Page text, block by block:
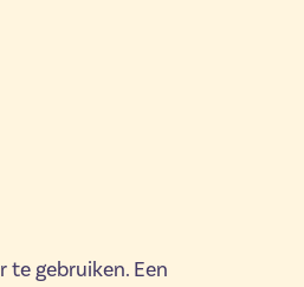
te gebruiken. Een